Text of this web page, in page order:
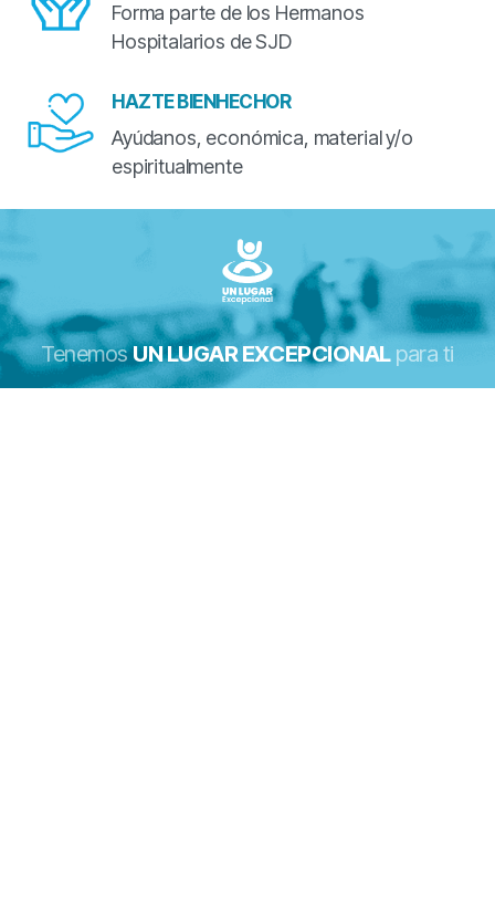
Forma parte de los Hermanos
Hospitalarios de SJD
HAZTE BIENHECHOR
Ayúdanos, económica, material y/o
espiritualmente
TenemosUN LUGAR EXCEPCIONALpara ti